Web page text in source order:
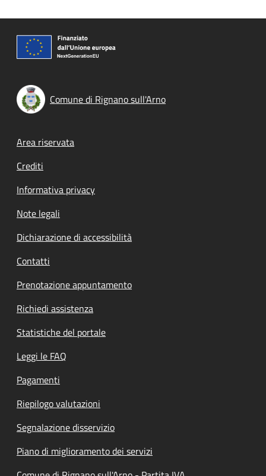
Comune di Rignano sull'Arno
Footer menu
Area riservata
Crediti
Informativa privacy
Note legali
Dichiarazione di accessibilità
Contatti
Prenotazione appuntamento
Richiedi assistenza
Statistiche del portale
Leggi le FAQ
Pagamenti
Riepilogo valutazioni
Segnalazione disservizio
Piano di miglioramento dei servizi